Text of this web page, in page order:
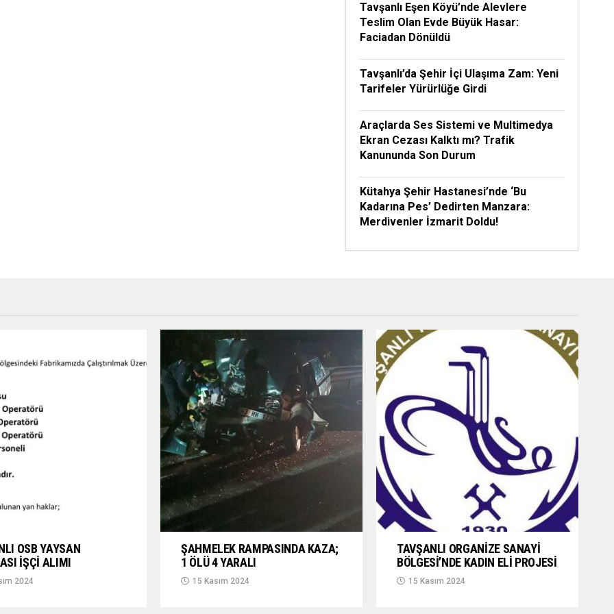
Tavşanlı Eşen Köyü’nde Alevlere
Teslim Olan Evde Büyük Hasar:
Faciadan Dönüldü
Tavşanlı’da Şehir İçi Ulaşıma Zam: Yeni
Tarifeler Yürürlüğe Girdi
Araçlarda Ses Sistemi ve Multimedya
Ekran Cezası Kalktı mı? Trafik
Kanununda Son Durum
Kütahya Şehir Hastanesi’nde ‘Bu
Kadarına Pes’ Dedirten Manzara:
Merdivenler İzmarit Doldu!
OSB YAYSAN
İŞÇİ ALIMI
2024
ŞAHMELEK RAMPASINDA KAZA;
1 ÖLÜ 4 YARALI
15 Kasım 2024
TAVŞANLI ORGANİZE SANAYİ
BÖLGESİ’NDE KADIN ELİ PROJESİ
15 Kasım 2024